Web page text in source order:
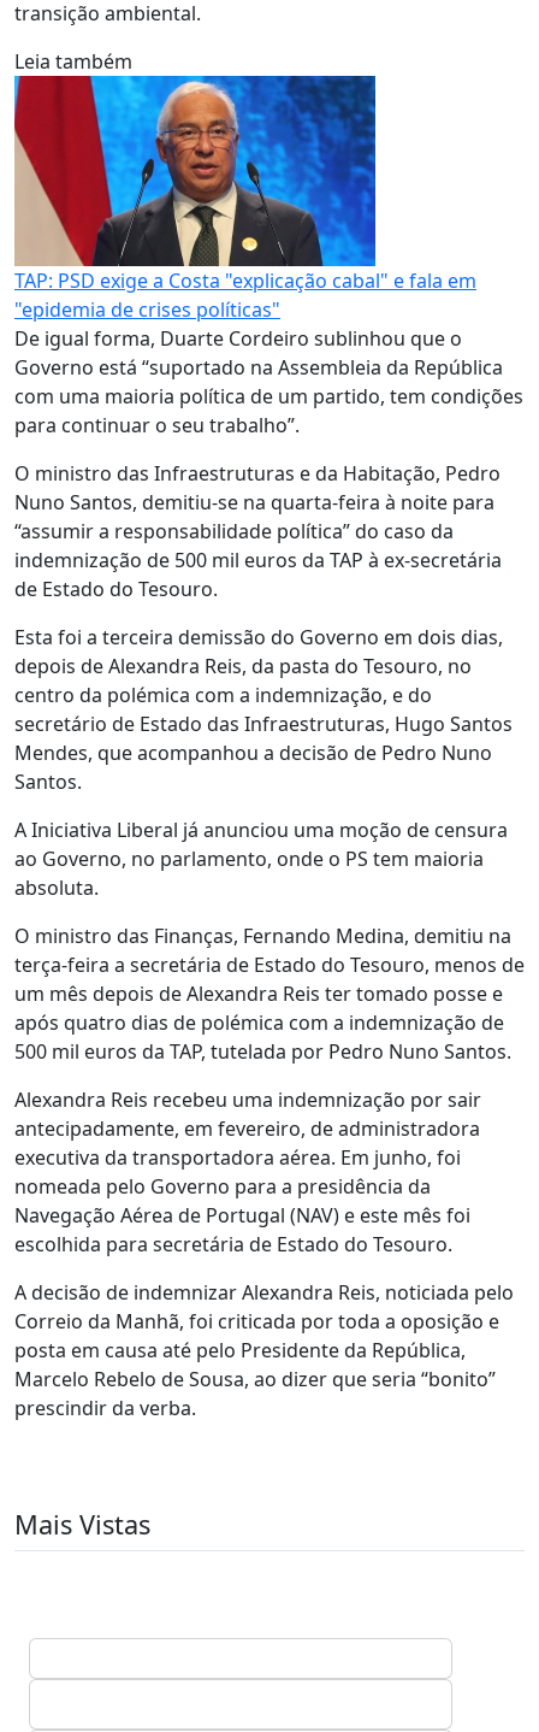
transição ambiental.
Leia também
TAP: PSD exige a Costa "explicação cabal" e fala em
"epidemia de crises políticas"
De igual forma, Duarte Cordeiro sublinhou que o
Governo está “suportado na Assembleia da República
com uma maioria política de um partido, tem condições
para continuar o seu trabalho”.
O ministro das Infraestruturas e da Habitação, Pedro
Nuno Santos, demitiu-se na quarta-feira à noite para
“assumir a responsabilidade política” do caso da
indemnização de 500 mil euros da TAP à ex-secretária
de Estado do Tesouro.
Esta foi a terceira demissão do Governo em dois dias,
depois de Alexandra Reis, da pasta do Tesouro, no
centro da polémica com a indemnização, e do
secretário de Estado das Infraestruturas, Hugo Santos
Mendes, que acompanhou a decisão de Pedro Nuno
Santos.
A Iniciativa Liberal já anunciou uma moção de censura
ao Governo, no parlamento, onde o PS tem maioria
absoluta.
O ministro das Finanças, Fernando Medina, demitiu na
terça-feira a secretária de Estado do Tesouro, menos de
um mês depois de Alexandra Reis ter tomado posse e
após quatro dias de polémica com a indemnização de
500 mil euros da TAP, tutelada por Pedro Nuno Santos.
Alexandra Reis recebeu uma indemnização por sair
antecipadamente, em fevereiro, de administradora
executiva da transportadora aérea. Em junho, foi
nomeada pelo Governo para a presidência da
Navegação Aérea de Portugal (NAV) e este mês foi
escolhida para secretária de Estado do Tesouro.
A decisão de indemnizar Alexandra Reis, noticiada pelo
Correio da Manhã, foi criticada por toda a oposição e
posta em causa até pelo Presidente da República,
Marcelo Rebelo de Sousa, ao dizer que seria “bonito”
prescindir da verba.
Mais Vistas